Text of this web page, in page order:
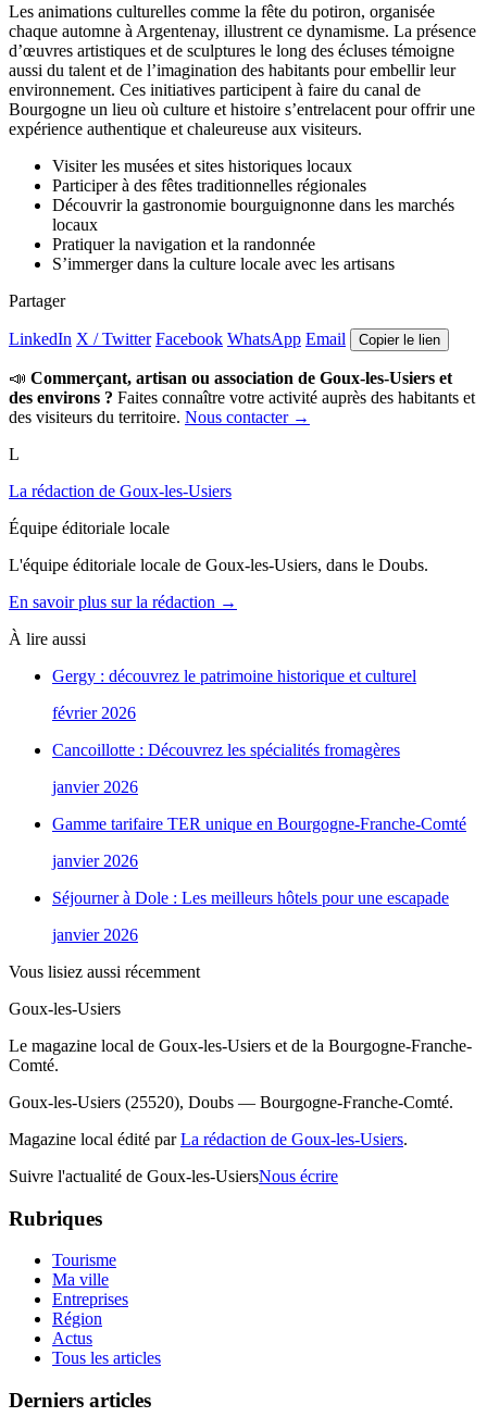
Les animations culturelles comme la fête du potiron, organisée
chaque automne à Argentenay, illustrent ce dynamisme. La présence
d’œuvres artistiques et de sculptures le long des écluses témoigne
aussi du talent et de l’imagination des habitants pour embellir leur
environnement. Ces initiatives participent à faire du canal de
Bourgogne un lieu où culture et histoire s’entrelacent pour offrir une
expérience authentique et chaleureuse aux visiteurs.
Visiter les musées et sites historiques locaux
Participer à des fêtes traditionnelles régionales
Découvrir la gastronomie bourguignonne dans les marchés
locaux
Pratiquer la navigation et la randonnée
S’immerger dans la culture locale avec les artisans
Partager
LinkedIn X / Twitter Facebook WhatsApp Email Copier le lien
📣 Commerçant, artisan ou association de Goux-les-Usiers et
des environs ? Faites connaître votre activité auprès des habitants et
des visiteurs du territoire. Nous contacter →
L
La rédaction de Goux-les-Usiers
Équipe éditoriale locale
L'équipe éditoriale locale de Goux-les-Usiers, dans le Doubs.
En savoir plus sur la rédaction →
À lire aussi
Gergy : découvrez le patrimoine historique et culturel
février 2026
Cancoillotte : Découvrez les spécialités fromagères
janvier 2026
Gamme tarifaire TER unique en Bourgogne-Franche-Comté
janvier 2026
Séjourner à Dole : Les meilleurs hôtels pour une escapade
janvier 2026
Vous lisiez aussi récemment
Goux-les-Usiers
Le magazine local de Goux-les-Usiers et de la Bourgogne-Franche-
Comté.
Goux-les-Usiers (25520), Doubs — Bourgogne-Franche-Comté.
Magazine local édité parLa rédaction de Goux-les-Usiers.
Suivre l'actualité de Goux-les-UsiersNous écrire
Rubriques
Tourisme
Ma ville
Entreprises
Région
Actus
Tous les articles
Derniers articles